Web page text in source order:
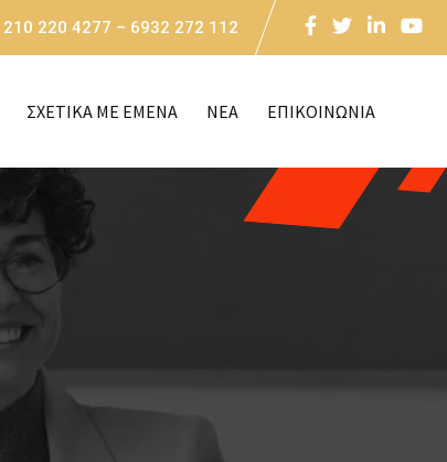
210 220 4277 – 6932 272 112
ΣΧΕΤΙΚΑ ΜΕ ΕΜΕΝΑ NEA ΕΠΙΚΟΙΝΩΝΙΑ